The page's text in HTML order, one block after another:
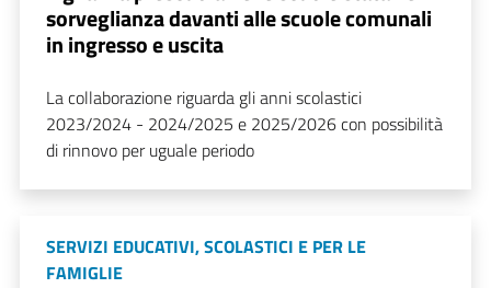
sorveglianza davanti alle scuole comunali
in ingresso e uscita
La collaborazione riguarda gli anni scolastici
2023/2024 - 2024/2025 e 2025/2026 con possibilità
di rinnovo per uguale periodo
SERVIZI EDUCATIVI, SCOLASTICI E PER LE
FAMIGLIE